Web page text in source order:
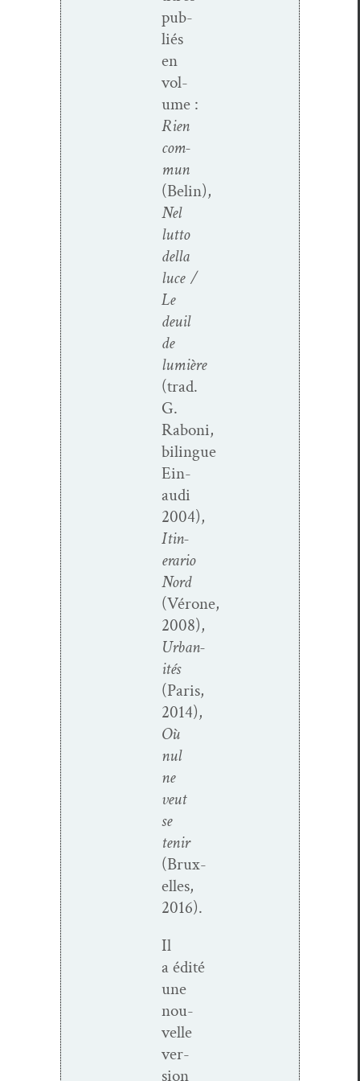
pub­
liés
en
vol­
ume :
Rien
com­
mun
(Belin),
Nel
lut­to
del­la
luce /
Le
deuil
de
lumière
(trad.
G.
Raboni,
bilingue
Ein­
au­di
2004),
Itin­
er­ario
Nord
(Vérone,
2008),
Urban­
ités
(Paris,
2014),
Où
nul
ne
veut
se
tenir
(Brux­
elles,
2016).
Il
a édité
une
nou­
velle
ver­
sion